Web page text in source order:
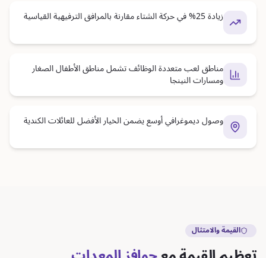
زيادة 25% في حركة الشتاء مقارنة بالمرافق الترفيهية القياسية
مناطق لعب متعددة الوظائف تشمل مناطق الأطفال الصغار
ومسارات النينجا
وصول ديموغرافي أوسع يضمن الخيار الأفضل للعائلات الكندية
القيمة والامتثال